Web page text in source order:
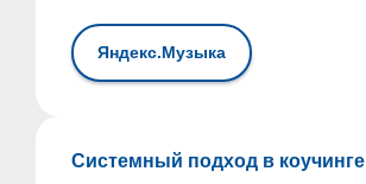
Яндекс.Музыка
Системный подход в коучинге